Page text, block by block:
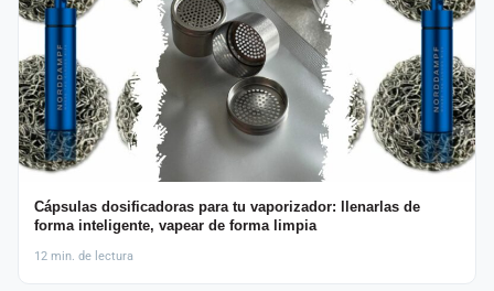
Cápsulas dosificadoras para tu vaporizador: llenarlas de
forma inteligente, vapear de forma limpia
12 min. de lectura